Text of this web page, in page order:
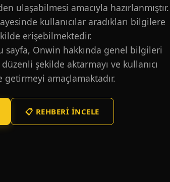
ulaşabilmesi amacıyla hazırlanmıştır.
kullanıcılar aradıkları bilgilere
erişebilmektedir.
sayfa, Onwin hakkında genel bilgileri
şekilde aktarmayı ve kullanıcı
amaçlamaktadır.
📋 REHBERI İNCELE